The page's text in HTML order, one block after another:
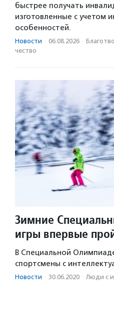
быстрее получать
изготовленные с учетом
особенностей.
Новости · 06.08.2026 ·
чест­во
Зимние
игры впервые
В Специальной
спортсмены с
Новости · 30.06.2020 · Люди с